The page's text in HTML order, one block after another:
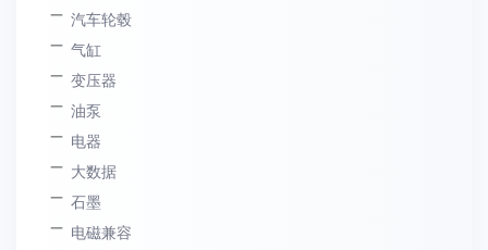
汽车轮毂
气缸
变压器
油泵
电器
大数据
石墨
电磁兼容